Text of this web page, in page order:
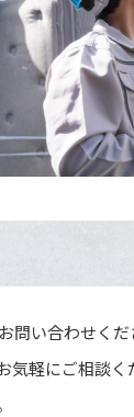
問い合わせく
軽にご相談